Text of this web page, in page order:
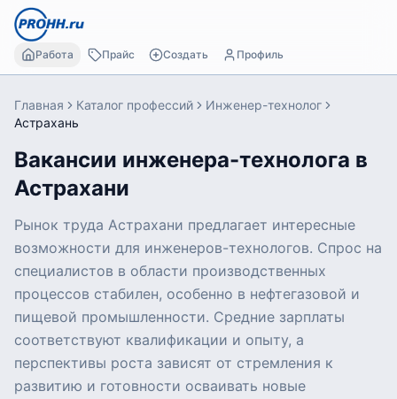
Работа Прайс Создать Профиль
Главная Каталог профессий
Инженер-технолог
Астрахань
Вакансии инженера-технолога в
Астрахани
Рынок труда Астрахани предлагает интересные
возможности для инженеров-технологов. Спрос на
специалистов в области производственных
процессов стабилен, особенно в нефтегазовой и
пищевой промышленности. Средние зарплаты
соответствуют квалификации и опыту, а
перспективы роста зависят от стремления к
развитию и готовности осваивать новые